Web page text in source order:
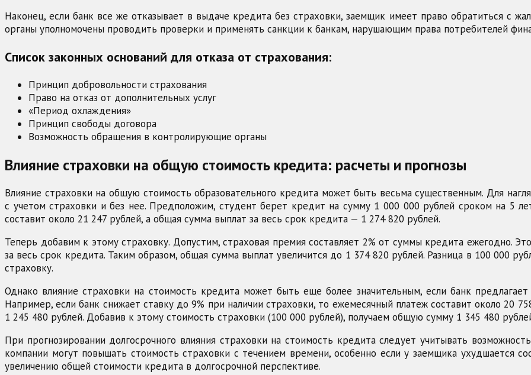
Наконец, если банк все же отказывает в выдаче кредита без страховки, заемщик имеет право обратиться с
органы уполномочены проводить проверки и применять санкции к банкам, нарушающим права потребителей
Список законных оснований для отказа от страхования:
Принцип добровольности страхования
Право на отказ от дополнительных услуг
«Период охлаждения»
Принцип свободы договора
Возможность обращения в контролирующие органы
Влияние страховки на общую стоимость кредита: расчеты и прогнозы
Влияние страховки на общую стоимость образовательного кредита может быть весьма существенным. Для
с учетом страховки и без нее. Предположим, студент берет кредит на сумму 1 000 000 рублей сроком на 5
составит около 21 247 рублей, а общая сумма выплат за весь срок кредита — 1 274 820 рублей.
Теперь добавим к этому страховку. Допустим, страховая премия составляет 2% от суммы кредита ежегодно.
за весь срок кредита. Таким образом, общая сумма выплат увеличится до 1 374 820 рублей. Разница в 100 000
страховку.
Однако влияние страховки на стоимость кредита может быть еще более значительным, если банк
Например, если банк снижает ставку до 9% при наличии страховки, то ежемесячный платеж составит около 20
1 245 480 рублей. Добавив к этому стоимость страховки (100 000 рублей), получаем общую сумму 1 345 480
При прогнозировании долгосрочного влияния страховки на стоимость кредита следует учитывать
компании могут повышать стоимость страховки с течением времени, особенно если у заемщика ухудшается
увеличению общей стоимости кредита в долгосрочной перспективе.